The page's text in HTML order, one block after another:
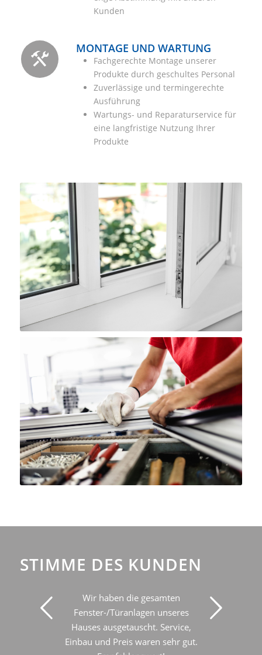
Kunden
MONTAGE UND WARTUNG
Fachgerechte Montage unserer
Produkte durch geschultes Personal
Zuverlässige und termingerechte
Ausführung
Wartungs- und Reparaturservice für
eine langfristige Nutzung Ihrer
Produkte
STIMME DES KUNDEN
Wir haben die gesamten
Fenster-/Türanlagen unseres
Hauses ausgetauscht. Service,
Einbau und Preis waren sehr gut.